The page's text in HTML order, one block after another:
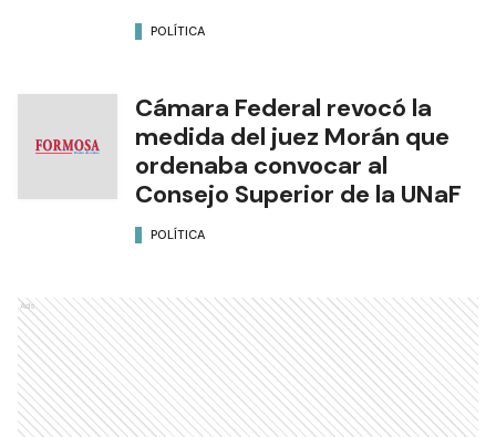
POLÍTICA
Cámara Federal revocó la
medida del juez Morán que
ordenaba convocar al
Consejo Superior de la UNaF
POLÍTICA
Ads